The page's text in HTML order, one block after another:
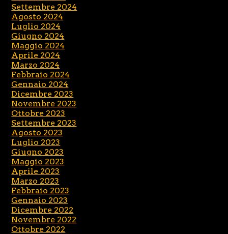
Settembre 2024
Agosto 2024
Luglio 2024
Giugno 2024
Maggio 2024
Aprile 2024
Marzo 2024
Febbraio 2024
Gennaio 2024
Dicembre 2023
Novembre 2023
Ottobre 2023
Settembre 2023
Agosto 2023
Luglio 2023
Giugno 2023
Maggio 2023
Aprile 2023
Marzo 2023
Febbraio 2023
Gennaio 2023
Dicembre 2022
Novembre 2022
Ottobre 2022